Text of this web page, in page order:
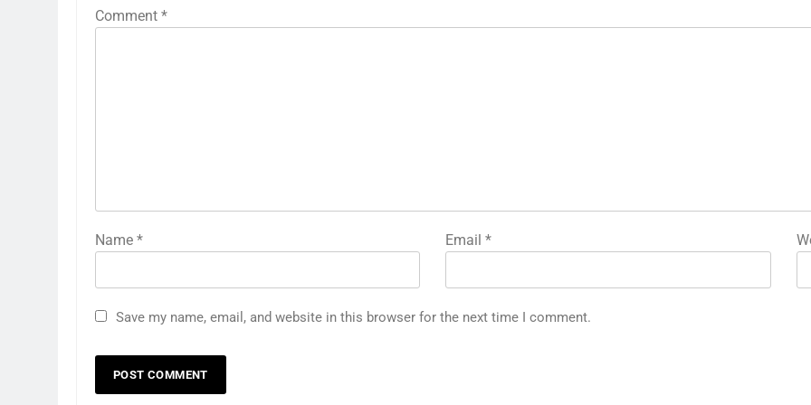
Comment *
Name * Email*
Save my name, email, and website in this browser for the next time I comment.
रूट 4 साल बाद इंग्लैंड की कप्तानी